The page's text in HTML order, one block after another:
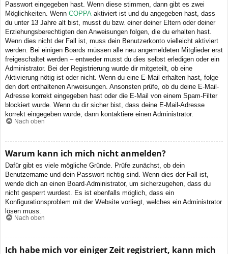
Passwort eingegeben hast. Wenn diese stimmen, dann gibt es zwei
Möglichkeiten. Wenn COPPA aktiviert ist und du angegeben hast, dass
du unter 13 Jahre alt bist, musst du bzw. einer deiner Eltern oder deiner
Erziehungsberechtigten den Anweisungen folgen, die du erhalten hast.
Wenn dies nicht der Fall ist, muss dein Benutzerkonto vielleicht aktiviert
werden. Bei einigen Boards müssen alle neu angemeldeten Mitglieder erst
freigeschaltet werden – entweder musst du dies selbst erledigen oder ein
Administrator. Bei der Registrierung wurde dir mitgeteilt, ob eine
Aktivierung nötig ist oder nicht. Wenn du eine E-Mail erhalten hast, folge
den dort enthaltenen Anweisungen. Ansonsten prüfe, ob du deine E-Mail-
Adresse korrekt eingegeben hast oder die E-Mail von einem Spam-Filter
blockiert wurde. Wenn du dir sicher bist, dass deine E-Mail-Adresse
korrekt eingegeben wurde, dann kontaktiere einen Administrator.
Nach oben
Warum kann ich mich nicht anmelden?
Dafür gibt es viele mögliche Gründe. Prüfe zunächst, ob dein
Benutzername und dein Passwort richtig sind. Wenn dies der Fall ist,
wende dich an einen Board-Administrator, um sicherzugehen, dass du
nicht gesperrt wurdest. Es ist ebenfalls möglich, dass ein
Konfigurationsproblem mit der Website vorliegt, welches ein Administrator
lösen muss.
Nach oben
Ich habe mich vor einiger Zeit registriert, kann mich